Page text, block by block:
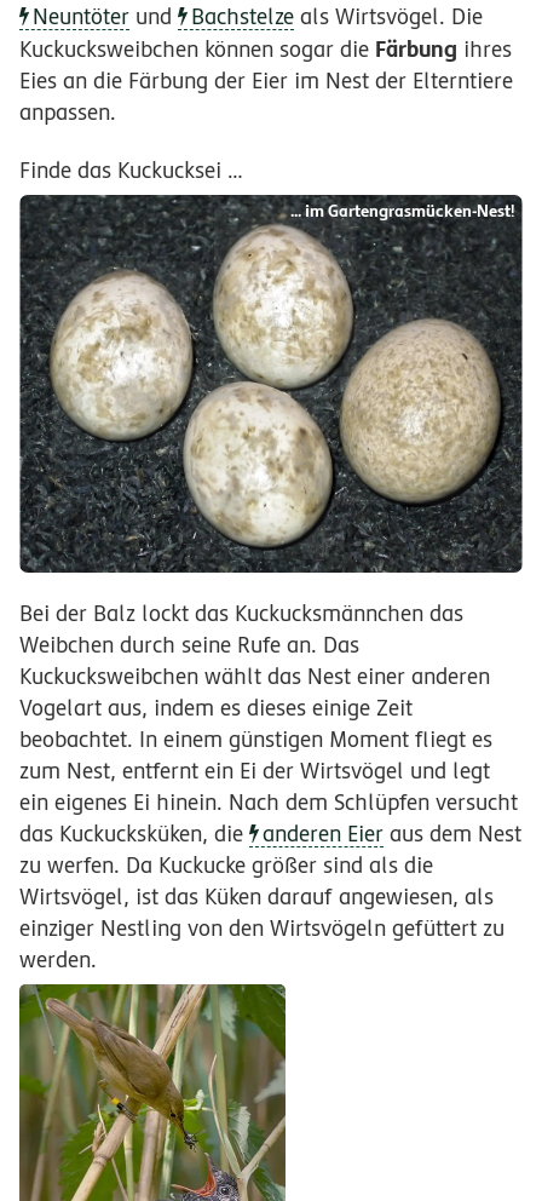
Neuntöter und Bachstelze als Wirtsvögel. Die
Kuckucksweibchen können sogar die Färbung ihres
Eies an die Färbung der Eier im Nest der Elterntiere
anpassen.
Finde das Kuckucksei …
... im Gartengrasmücken-Nest!
Bei der Balz lockt das Kuckucksmännchen das
Weibchen durch seine Rufe an. Das
Kuckucksweibchen wählt das Nest einer anderen
Vogelart aus, indem es dieses einige Zeit
beobachtet. In einem günstigen Moment fliegt es
zum Nest, entfernt ein Ei der Wirtsvögel und legt
ein eigenes Ei hinein. Nach dem Schlüpfen versucht
das Kuckucksküken, die
anderen Eier aus dem Nest
zu werfen. Da Kuckucke größer sind als die
Wirtsvögel, ist das Küken darauf angewiesen, als
einziger Nestling von den Wirtsvögeln gefüttert zu
werden.